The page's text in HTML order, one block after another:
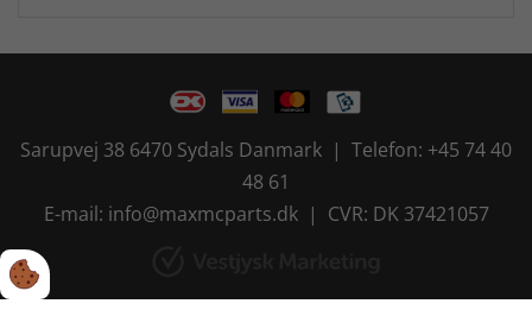
Sarupvej 38 6470 Sydals Danmark | Telefon: +45 74 40
48 61
E-mail: info@maxmcparts.dk | CVR: DK 37421057